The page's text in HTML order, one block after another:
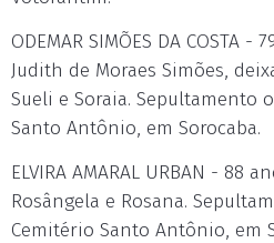
ODEMAR SIMÕES DA COSTA -
Judith de Moraes Simões,
Sueli e Soraia. Sepultamento
Santo Antônio, em Sorocaba.
ELVIRA AMARAL URBAN - 88
Rosângela e Rosana.
Cemitério Santo Antônio, em